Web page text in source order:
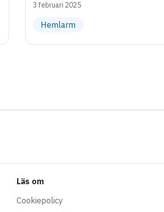
3 februari 2025
Hemlarm
Läs om
Cookiepolicy